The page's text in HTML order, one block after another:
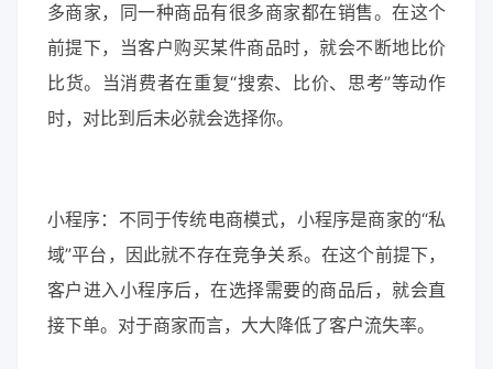
多商家，同一种商品有很多商家都在销售。在这个
前提下，当客户购买某件商品时，就会不断地比价
比货。当消费者在重复“搜索、比价、思考”等动作
时，对比到后未必就会选择你。
小程序：不同于传统电商模式，小程序是商家的“私
域”平台，因此就不存在竞争关系。在这个前提下，
客户进入小程序后，在选择需要的商品后，就会直
接下单。对于商家而言，大大降低了客户流失率。